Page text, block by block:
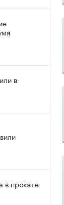
в
в прокате